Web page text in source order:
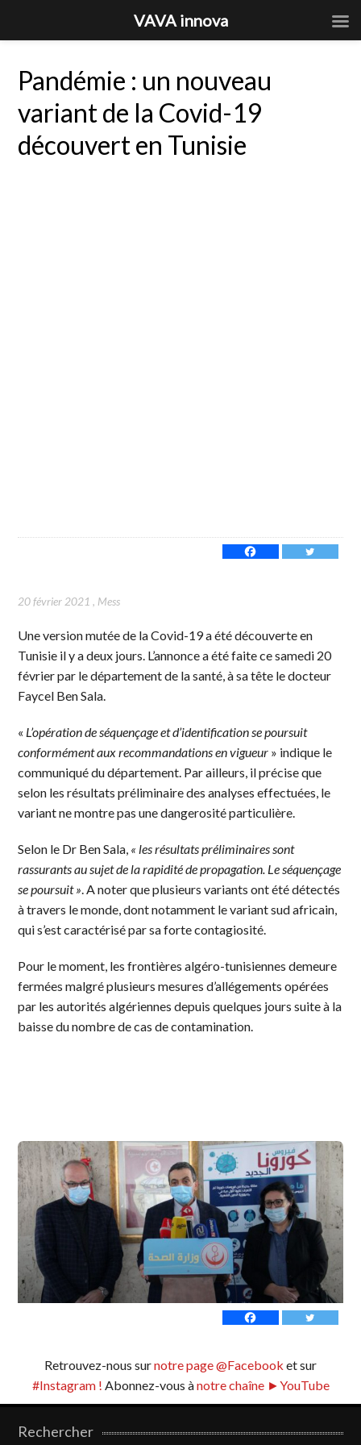
Pandémie : un nouveau
variant de la Covid-19
découvert en Tunisie
20 février 2021 , Mess
Une version mutée de la Covid-19 a été découverte en
Tunisie il y a deux jours. L’annonce a été faite ce samedi 20
février par le département de la santé, à sa tête le docteur
Faycel Ben Sala.
« L’opération de séquençage et d’identification se poursuit
conformément aux recommandations en vigueur » indique le
communiqué du département. Par ailleurs, il précise que
selon les résultats préliminaire des analyses effectuées, le
variant ne montre pas une dangerosité particulière.
Selon le Dr Ben Sala, « les résultats préliminaires sont
rassurants au sujet de la rapidité de propagation. Le séquençage
se poursuit ». A noter que plusieurs variants ont été détectés
à travers le monde, dont notamment le variant sud africain,
qui s’est caractérisé par sa forte contagiosité.
Pour le moment, les frontières algéro-tunisiennes demeure
fermées malgré plusieurs mesures d’allégements opérées
par les autorités algériennes depuis quelques jours suite à la
baisse du nombre de cas de contamination.
Retrouvez-nous surnotre page @Facebook et sur
#Instagram ! Abonnez-vous ànotre chaîne ►YouTube
Rechercher
VAVA innova